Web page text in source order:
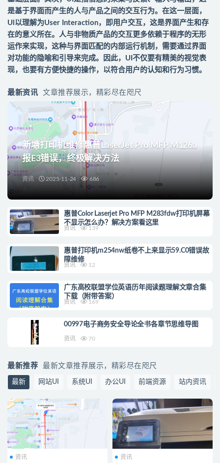
是基于界面而产生的人与产品之间的交互行为。在这一层面，
Ul以理解为User Interaction，即用户交互，这是界面产生和存
在的意义所在。人与非物质产品的交互更多依赖于程序的无形
运作来实现，这种与界面匹配的内部运行机制，需要通过界面
对功能的隐喻和引导来完成。因此，UI不仅要有精美的视觉表
现，也要有方便快捷的操作，以符合用户的认知和行为习惯。
最新资讯 文章推荐展示，精彩尽在咫尺
新塘打印机维修惠普LaserJet Pro MFP M126a
报E3错误，终极解决方法
资讯 2025-11-24 686
惠普Color Laserjet Pro MFP M283fdw打印机屏幕
不显示怎么办？解决方案看这里
资讯 139
惠普打印机m254nw纸卷不上来显示59.C0错误故
障维修
资讯 12
广东高校联盟学位英语历年阅读题理解文章合集
下载（附带答案）
资讯 169
00997电子商务安全导论全书各章节思维导图
资讯 70
最新推荐 最新文章推荐展示，精彩尽在咫尺
最新 网站UI 系统UI 办公UI 前端资源 站内资讯
资讯 资讯